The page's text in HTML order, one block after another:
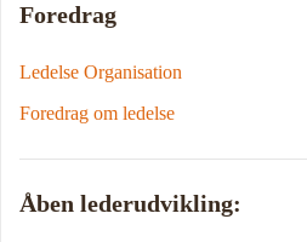
Foredrag
Ledelse Organisation
Foredrag om ledelse
Åben lederudvikling: